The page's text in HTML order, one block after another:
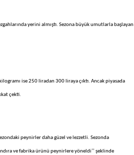
yerini almıştı. Sezona büyük umutlarla başlayan
ise 250 liradan 300 liraya çıktı. Ancak piyasada
çekti.
peynirler daha güzel ve lezzetli. Sezonda
ve fabrika ürünü peynirlere yöneldi’’ şeklinde